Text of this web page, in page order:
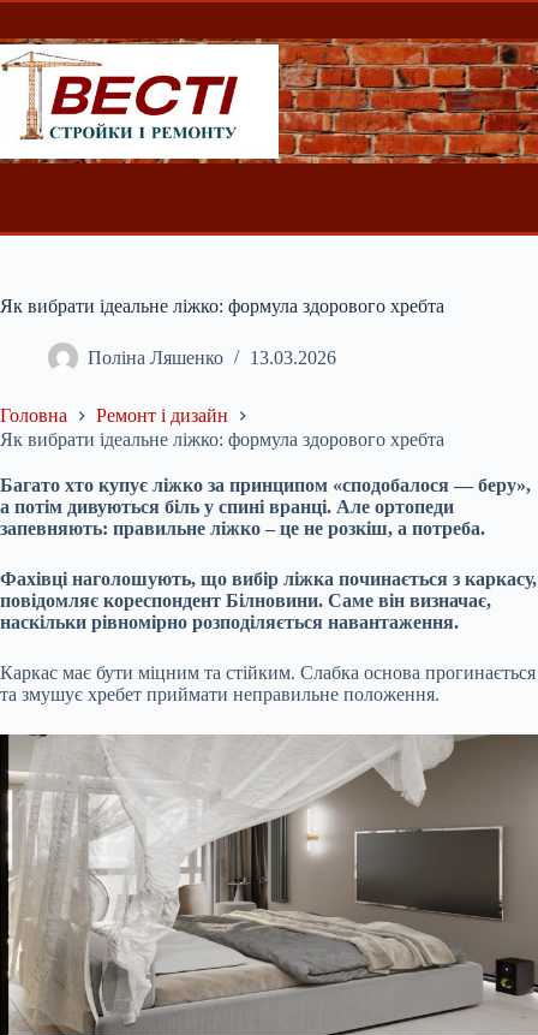
Перейти
вмісту
Як вибрати ідеальне ліжко: формула здорового хребта
Поліна Ляшенко 13.03.2026
Головна
Ремонт і дизайн
Як вибрати ідеальне ліжко: формула здорового хребта
Багато хто купує ліжко за принципом «сподобалося — беру»,
а потім дивуються біль у спині вранці. Але ортопеди
запевняють: правильне ліжко – це не розкіш, а потреба.
Фахівці наголошують, що вибір ліжка починається з каркасу,
повідомляє кореспондент Білновини. Саме він визначає,
наскільки рівномірно розподіляється навантаження.
Каркас має бути міцним та стійким. Слабка основа прогинається
та змушує хребет приймати неправильне положення.